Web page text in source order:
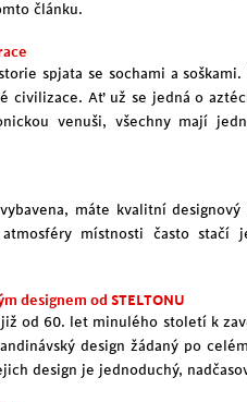
článku.
spjata se sochami a
civilizace. Ať už se jedná o
venuši, všechny mají
máte kvalitní
místnosti často stačí
designem od STELTONU
od 60. let minulého století k
design žádaný po
design je jednoduchý,